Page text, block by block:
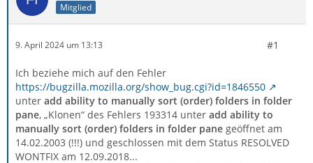
Mitglied
9. April 2024 um 13:13 #1
Ich beziehe mich auf den Fehler
https://bugzilla.mozilla.org/show_bug.cgi?id=1846550
unter add ability to manually sort (order) folders in folder
pane, „Klonen“ des Fehlers 193314 unter add ability to
manually sort (order) folders in folder pane geöffnet am
14.02.2003 (!!!) und geschlossen mit dem Status RESOLVED
WONTFIX am 12.09.2018...